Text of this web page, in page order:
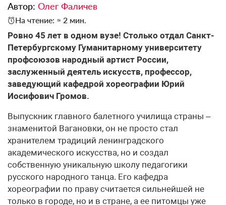
Автор: Олег Фаличев
На чтение: ≈ 2 мин.
Ровно 45 лет в одном вузе! Столько отдал Санкт-
Петербургскому Гуманитарному университету
профсоюзов народный артист России,
заслуженный деятель искусств, профессор,
заведующий кафедрой хореографии Юрий
Иосифович Громов.
Выпускник главного балетного училища страны –
знаменитой Вагановки, он не просто стал
хранителем традиций ленинградского
академического искусства, но и создал
собственную уникальную школу педагогики
русского народного танца. Его кафедра
хореографии по праву считается сильнейшей не
только в городе, но и в стране, а ее питомцы уже